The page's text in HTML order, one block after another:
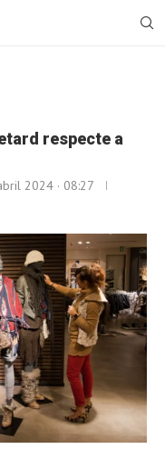
respecte a
2024 · 08:27